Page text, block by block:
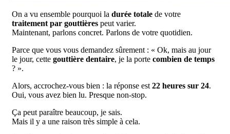
On a vu ensemble pourquoi la durée totale de votre
traitement par gouttières peut varier.
Maintenant, parlons concret. Parlons de votre quotidien.
Parce que vous vous demandez sûrement : « Ok, mais au jour
le jour, cette gouttière dentaire, je la porte combien de temps
? ».
Alors, accrochez-vous bien : la réponse est 22 heures sur 24.
Oui, vous avez bien lu. Presque non-stop.
Ça peut paraître beaucoup, je sais.
Mais il y a une raison très simple à cela.